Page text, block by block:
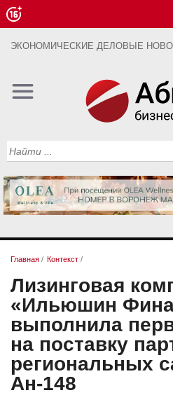
ЭКОНОМИЧЕСКИЕ ДЕЛОВЫЕ
Главная / Контекст /
Лизинговая
«Ильюшин
выполнила
на поставку
региональных
Ан-148